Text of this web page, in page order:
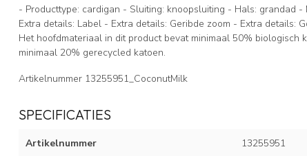
- Producttype: cardigan - Sluiting: knoopsluiting - Hals: grandad
Extra details: Label - Extra details: Geribde zoom - Extra details:
Het hoofdmateriaal in dit product bevat minimaal 50% biologisch
minimaal 20% gerecycled katoen.
Artikelnummer 13255951_CoconutMilk
SPECIFICATIES
Artikelnummer 13255951